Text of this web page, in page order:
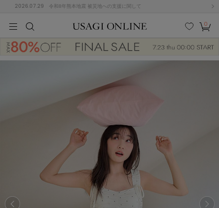
2026.07.29 令和8年熊本地震 被災地への支援に関して
に入
ト
0
(684)
F
S U
Z
その
ACYM
アシーム